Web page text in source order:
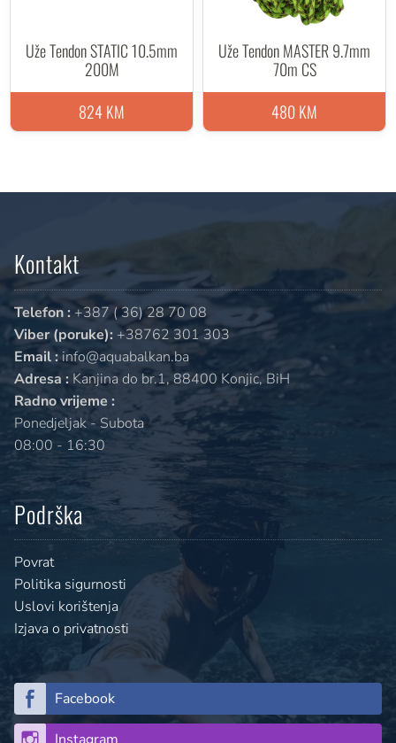
Uže Tendon STATIC 10.5mm
200M
824 KM
Uže Tendon MASTER 9.7mm
70m CS
480 KM
Kontakt
Telefon : +387 ( 36) 28 70 08
Viber (poruke): +38762 301 303
Email :info@aquabalkan.ba
Adresa : Kanjina do br.1, 88400 Konjic, BiH
Radno vrijeme :
Ponedjeljak - Subota
08:00 - 16:30
Podrška
Povrat
Politika sigurnosti
Uslovi korištenja
Izjava o privatnosti
Facebook